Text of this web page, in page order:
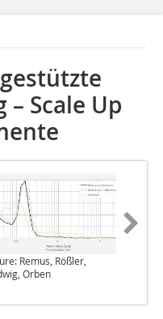
Scale Up
Remus, Rößler,
Orben